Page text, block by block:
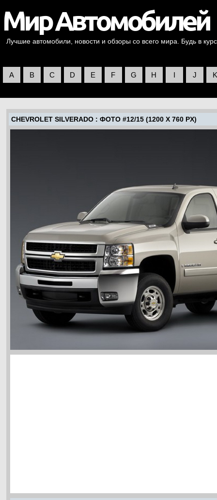
Лучшие автомобили, новости и обзоры со всего мира. Будь в
A B C D E F G H I J K
CHEVROLET SILVERADO : ФОТО #12/15 (1200 X 760 PX)